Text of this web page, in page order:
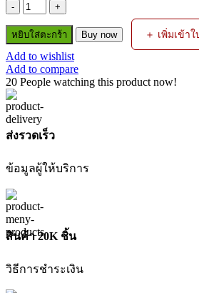
จำนวน
เครื่อง
สูบ
น้ำ
WB30XT+GX-
160
3INC
5.5HP
HONDA
ชิ้น
หยิบใส่ตะกร้า Buy now ＋ เพิ่มเข้า
Add to wishlist
Add to compare
20 People watching this product now!
ส่งรวดเร็ว
ข้อมูลผู้ให้บริการ
สินค้า 20K ชิ้น
วิธีการชำระเงิน